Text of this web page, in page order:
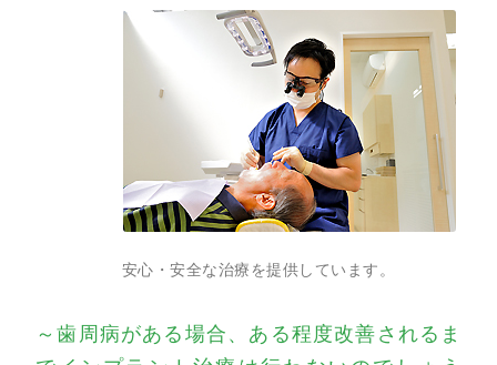
安心・安全な治療を提供しています。
～歯周病がある場合、ある程度改善されるま